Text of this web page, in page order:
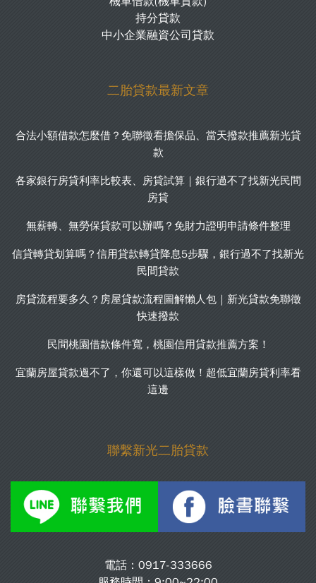
持分貸款
中小企業融資公司貸款
二胎貸款最新文章
合法小額借款怎麼借？免聯徵看擔保品、當天撥款推薦新光貸
款
各家銀行房貸利率比較表、房貸試算｜銀行過不了找新光民間
房貸
無薪轉、無勞保貸款可以辦嗎？免財力證明申請條件整理
信貸轉貸划算嗎？信用貸款轉貸降息5步驟，銀行過不了找新光
民間貸款
房貸流程要多久？房屋貸款流程圖解懶人包｜新光貸款免聯徵
快速撥款
民間桃園借款條件寬，桃園信用貸款推薦方案！
宜蘭房屋貸款過不了，你還可以這樣做！超低宜蘭房貸利率看
這邊
聯繫新光二胎貸款
電話： 0917-333666